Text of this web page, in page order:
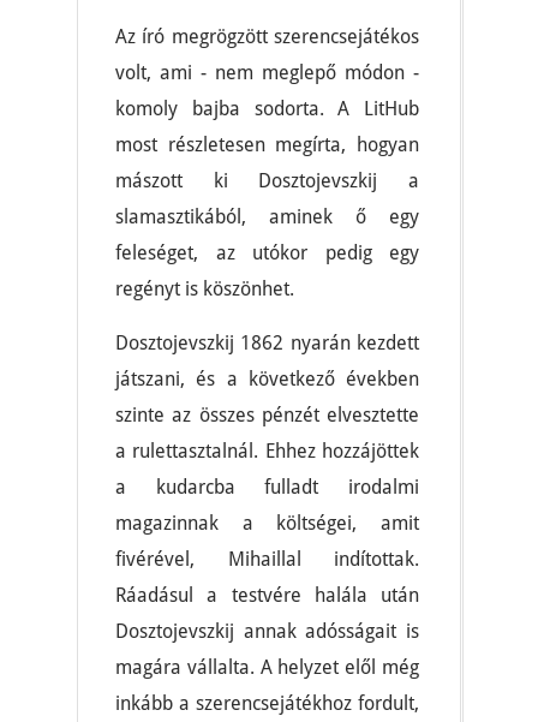
Az író megrögzött szerencsejátékos
volt, ami - nem meglepő módon -
komoly bajba sodorta. A LitHub
most részletesen megírta, hogyan
mászott ki Dosztojevszkij a
slamasztikából, aminek ő egy
feleséget, az utókor pedig egy
regényt is köszönhet.
Dosztojevszkij 1862 nyarán kezdett
játszani, és a következő években
szinte az összes pénzét elvesztette
a rulettasztalnál. Ehhez hozzájöttek
a kudarcba fulladt irodalmi
magazinnak a költségei, amit
fivérével, Mihaillal indítottak.
Ráadásul a testvére halála után
Dosztojevszkij annak adósságait is
magára vállalta. A helyzet elől még
inkább a szerencsejátékhoz fordult,